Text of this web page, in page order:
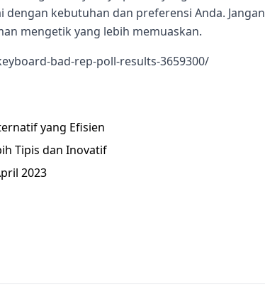
kebutuhan dan preferensi Anda. Jangan
mengetik yang lebih memuaskan.
bad-rep-poll-results-3659300/
yang Efisien
Tipis dan Inovatif
2023